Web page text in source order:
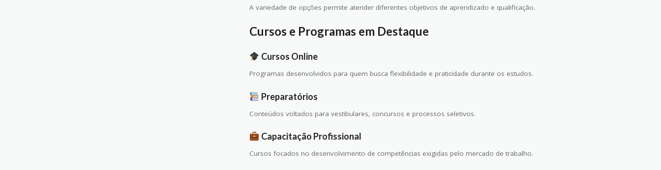
A variedade de opções permite atender diferentes objetivos de aprendizado e qualificação.
Cursos e Programas em Destaque
Cursos Online
Programas desenvolvidos para quem busca flexibilidade e praticidade durante os estudos.
Preparatórios
Conteúdos voltados para vestibulares, concursos e processos seletivos.
Capacitação Profissional
Cursos focados no desenvolvimento de competências exigidas pelo mercado de trabalho.